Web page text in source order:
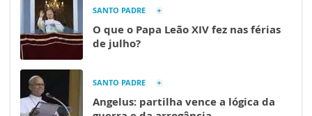
SANTO PADRE
O que o Papa Leão XIV fez nas férias
de julho?
SANTO PADRE
Angelus: partilha vence a lógica da